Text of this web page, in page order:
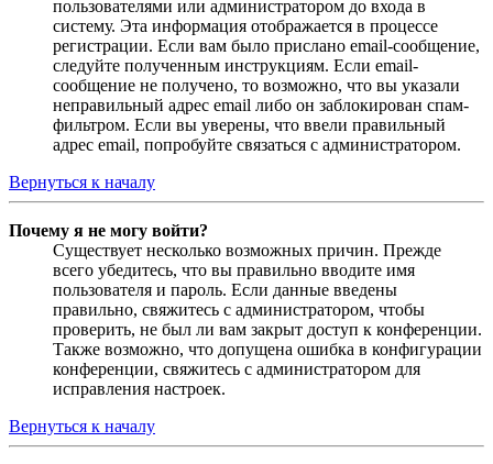
пользователями или администратором до входа в
систему. Эта информация отображается в процессе
регистрации. Если вам было прислано email-сообщение,
следуйте полученным инструкциям. Если email-
сообщение не получено, то возможно, что вы указали
неправильный адрес email либо он заблокирован спам-
фильтром. Если вы уверены, что ввели правильный
адрес email, попробуйте связаться с администратором.
Вернуться к началу
Почему я не могу войти?
Существует несколько возможных причин. Прежде
всего убедитесь, что вы правильно вводите имя
пользователя и пароль. Если данные введены
правильно, свяжитесь с администратором, чтобы
проверить, не был ли вам закрыт доступ к конференции.
Также возможно, что допущена ошибка в конфигурации
конференции, свяжитесь с администратором для
исправления настроек.
Вернуться к началу